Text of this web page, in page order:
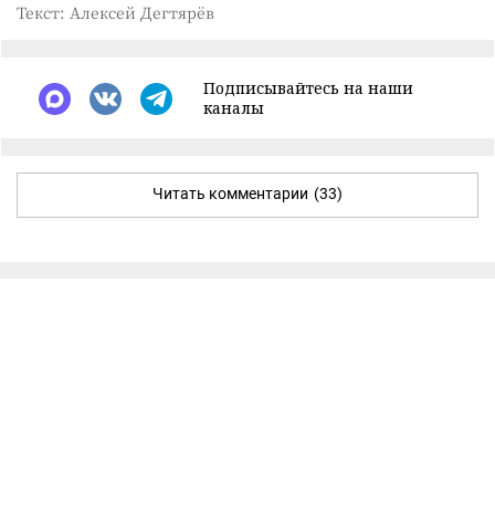
Текст: Алексей Дегтярёв
Подписывайтесь на наши
каналы
Читать комментарии (33)